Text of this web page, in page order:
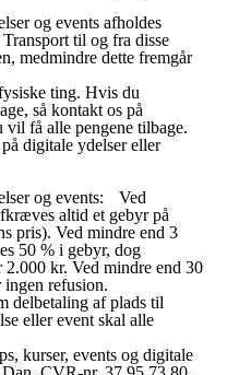
og events afholdes
til og fra disse
medmindre dette fremgår
ting. Hvis du
så kontakt os på
vil få alle pengene tilbage.
digitale ydelser eller
og events: Ved
altid et gebyr på
pris). Ved mindre end 3
50 % i gebyr, dog
kr. Ved mindre end 30
ingen refusion.
delbetaling af plads til
eller event skal alle
kurser, events og digitale